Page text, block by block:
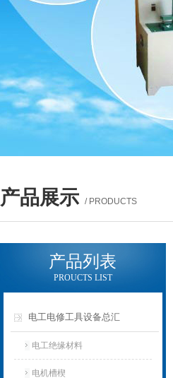
产品展示 / PRODUCTS
产品列表
PROUCTS LIST
电工电修工具设备总汇
电工绝缘材料
电机槽楔